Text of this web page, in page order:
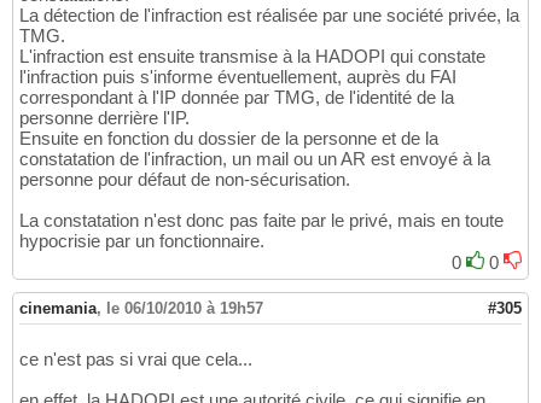
La détection de l'infraction est réalisée par une société privée, la
TMG.
L'infraction est ensuite transmise à la HADOPI qui constate
l'infraction puis s'informe éventuellement, auprès du FAI
correspondant à l'IP donnée par TMG, de l'identité de la
personne derrière l'IP.
Ensuite en fonction du dossier de la personne et de la
constatation de l'infraction, un mail ou un AR est envoyé à la
personne pour défaut de non-sécurisation.
La constatation n'est donc pas faite par le privé, mais en toute
hypocrisie par un fonctionnaire.
0
0
cinemania, le 06/10/2010 à 19h57 #305
ce n'est pas si vrai que cela...